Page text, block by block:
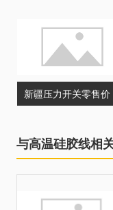
新疆压力开关零售价
与高温硅胶线相